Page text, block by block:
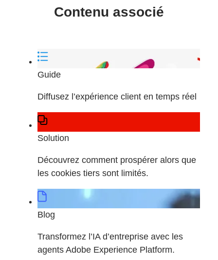
Contenu associé
Guide
Diffusez l’expérience client en temps réel
Solution
Découvrez comment prospérer alors que
les cookies tiers sont limités.
Blog
Transformez l’IA d’entreprise avec les
agents Adobe Experience Platform.